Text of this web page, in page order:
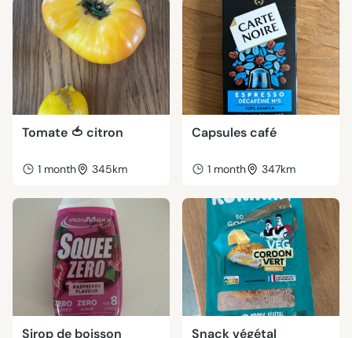
Tomate 🍅 citron
1 month 345km
Capsules café
1 month 347km
Sirop de boisson Snack végétal